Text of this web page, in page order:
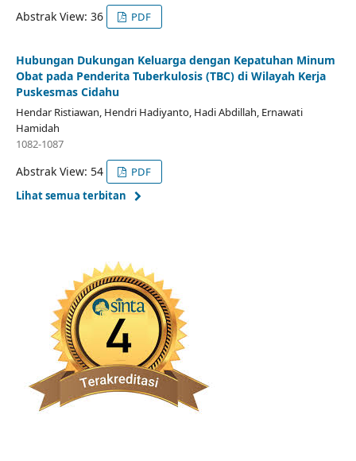
Abstrak View: 36 PDF
Hubungan Dukungan Keluarga dengan Kepatuhan Minum
Obat pada Penderita Tuberkulosis (TBC) di Wilayah Kerja
Puskesmas Cidahu
Hendar Ristiawan, Hendri Hadiyanto, Hadi Abdillah, Ernawati
Hamidah
1082-1087
Abstrak View: 54
PDF
Lihat semua terbitan